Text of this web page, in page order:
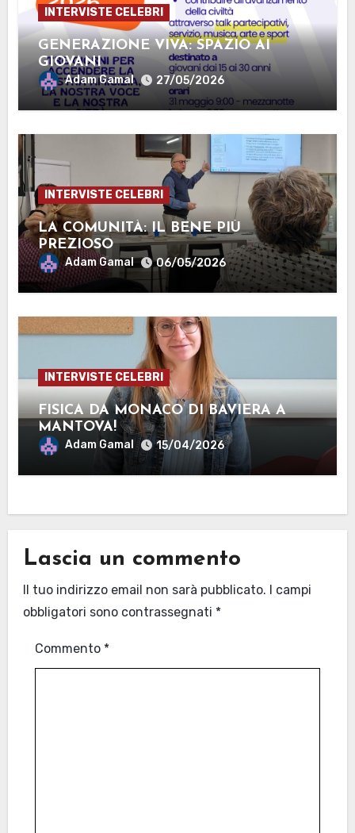
INTERVISTE CELEBRI
GENERAZIONE VIVA: SPAZIO AI
GIOVANI
Adam Gamal 27/05/2026
INTERVISTE CELEBRI
LA COMUNITÀ: IL BENE PIÙ
PREZIOSO
Adam Gamal 06/05/2026
INTERVISTE CELEBRI
FISICA DA MONACO DI BAVIERA A
MANTOVA!
Adam Gamal 15/04/2026
Lascia un commento
Il tuo indirizzo email non sarà pubblicato. I campi
obbligatori sono contrassegnati *
Commento *